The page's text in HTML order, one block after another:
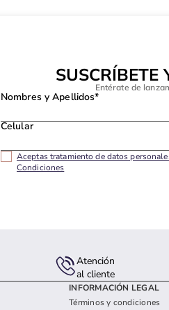
SUSCRÍBETE
Entérate de
Nombres y Apellidos*
Celular
Aceptas tratamiento de datos
Condiciones
Atención
al cliente
INFORMACIÓN LEGAL
Términos y condiciones